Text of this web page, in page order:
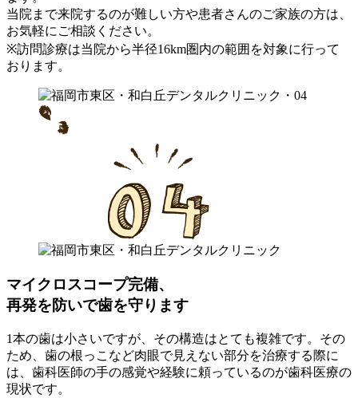
当院まで来院するのが難しい方や患者さんのご家族の方は、
お気軽にご相談ください。
※訪問診療は当院から半径16km圏内の範囲を対象に行って
おります。
マイクロスコープ完備、
再発を防いで歯を守ります
1本の歯は小さいですが、その構造はとても複雑です。その
ため、歯の根っこなど肉眼で見えない部分を治療する際に
は、歯科医師の手の感覚や経験に頼っているのが歯科医療の
現状です。